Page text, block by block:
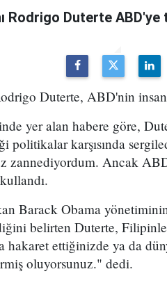
Rodrigo Duterte
Duterte, ABD'nin
yer alan habere göre,
politikalar karşısında
zannediyordum. Ancak
Barack Obama
belirten Duterte,
ettiğinizde ya da
oluyorsunuz." dedi.